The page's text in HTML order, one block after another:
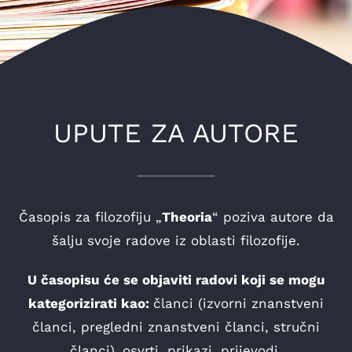
UPUTE ZA AUTORE
Časopis za filozofiju „Theoria“ poziva autore da
šalju svoje radove iz oblasti filozofije.
U časopisu će se objaviti radovi koji se mogu
kategorizirati kao: članci (izvorni znanstveni
članci, pregledni znanstveni članci, stručni